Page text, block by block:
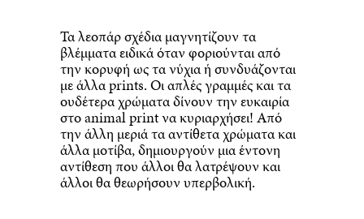
Τα λεοπάρ σχέδια μαγνητίζουν τα
βλέμματα ειδικά όταν φοριούνται από
την κορυφή ως τα νύχια ή συνδυάζονται
με άλλα prints. Οι απλές γραμμές και τα
ουδέτερα χρώματα δίνουν την ευκαιρία
στο animal print να κυριαρχήσει! Από
την άλλη μεριά τα αντίθετα χρώματα και
άλλα μοτίβα, δημιουργούν μια έντονη
αντίθεση που άλλοι θα λατρέψουν και
άλλοι θα θεωρήσουν υπερβολική.